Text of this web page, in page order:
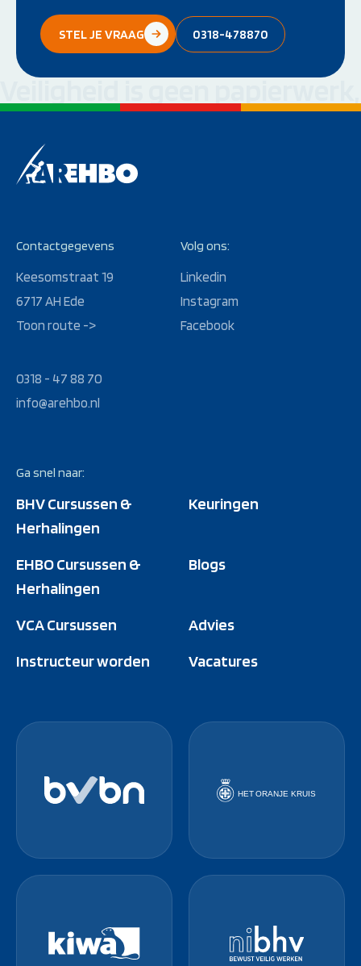
STEL JE VRAAG 0318-478870
Contactgegevens
Keesomstraat 19
6717 AH Ede
Toon route ->
0318 - 47 88 70
info@arehbo.nl
Volg ons:
Linkedin
Instagram
Facebook
Ga snel naar:
BHV Cursussen &
Herhalingen
Keuringen
EHBO Cursussen &
Herhalingen
Blogs
VCA Cursussen
Advies
Instructeur worden
Vacatures